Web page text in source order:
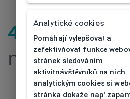
404| Stránka
nenalezena
Analytické cookies
Pomáhají vylepšovat a
zefektivňovat funkce
stránek sledováním
aktivitnávštěvníků na nich.
analytickým cookies si
stránka dokáže